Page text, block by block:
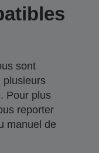
sont
plusieurs
Pour plus
reporter
manuel de